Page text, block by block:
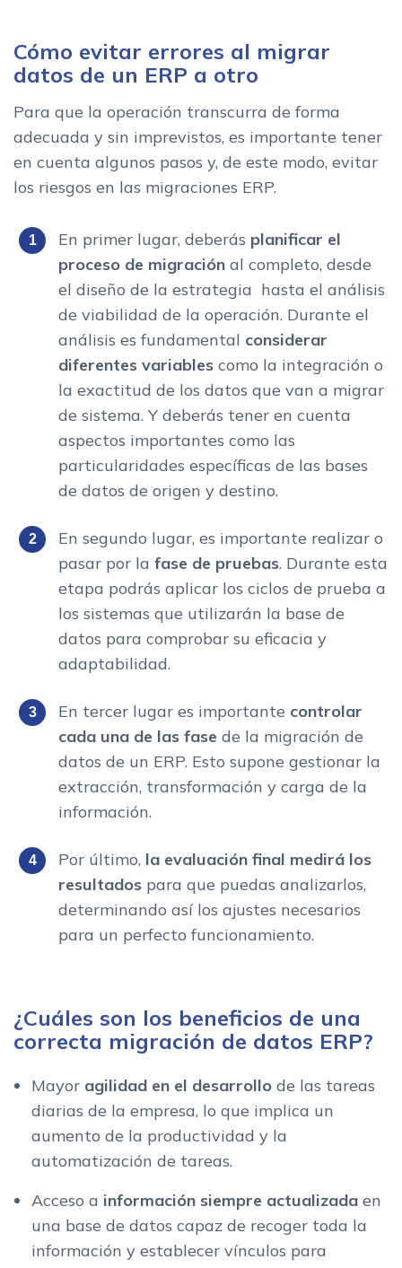
Cómo evitar errores al migrar
datos de un ERP a otro
Para que la operación transcurra de forma
adecuada y sin imprevistos, es importante tener
en cuenta algunos pasos y, de este modo, evitar
los riesgos en las migraciones ERP.
En primer lugar, deberás planificar el
proceso de migración al completo, desde
el diseño de la estrategia hasta el análisis
de viabilidad de la operación. Durante el
análisis es fundamental considerar
diferentes variables como la integración o
la exactitud de los datos que van a migrar
de sistema. Y deberás tener en cuenta
aspectos importantes como las
particularidades específicas de las bases
de datos de origen y destino.
En segundo lugar, es importante realizar o
pasar por la fase de pruebas. Durante esta
etapa podrás aplicar los ciclos de prueba a
los sistemas que utilizarán la base de
datos para comprobar su eficacia y
adaptabilidad.
En tercer lugar es importante controlar
cada una de las fase de la migración de
datos de un ERP. Esto supone gestionar la
extracción, transformación y carga de la
información.
Por último, la evaluación final medirá los
resultados para que puedas analizarlos,
determinando así los ajustes necesarios
para un perfecto funcionamiento.
¿Cuáles son los beneficios de una
correcta migración de datos ERP?
Mayor agilidad en el desarrollo de las tareas
diarias de la empresa, lo que implica un
aumento de la productividad y la
automatización de tareas.
Acceso a información siempre actualizada en
una base de datos capaz de recoger toda la
información y establecer vínculos para